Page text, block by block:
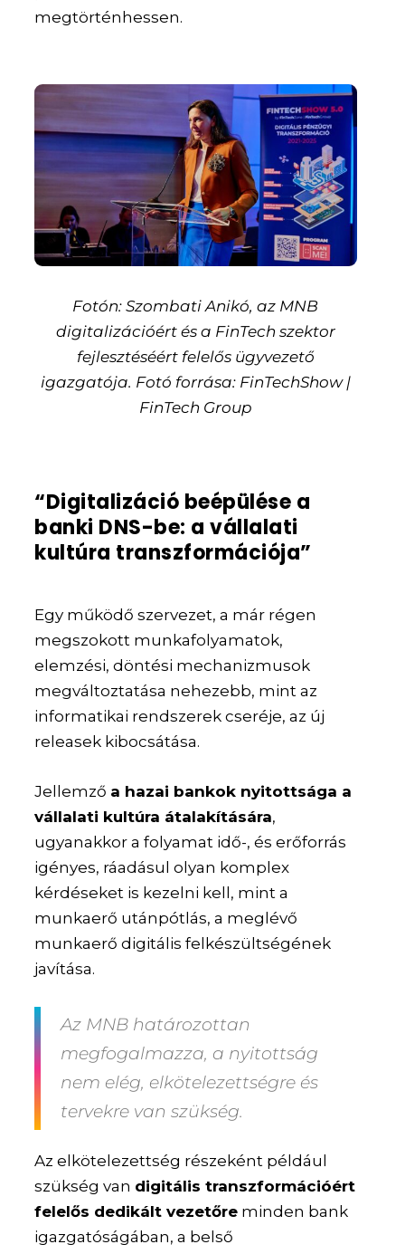
megtörténhessen.
Fotón: Szombati Anikó, az MNB
digitalizációért és a FinTech szektor
fejlesztéséért felelős ügyvezető
igazgatója. Fotó forrása: FinTechShow |
FinTech Group
“Digitalizáció beépülése a
banki DNS-be: a vállalati
kultúra transzformációja”
Egy működő szervezet, a már régen
megszokott munkafolyamatok,
elemzési, döntési mechanizmusok
megváltoztatása nehezebb, mint az
informatikai rendszerek cseréje, az új
releasek kibocsátása.
Jellemző a hazai bankok nyitottsága a
vállalati kultúra átalakítására,
ugyanakkor a folyamat idő-, és erőforrás
igényes, ráadásul olyan komplex
kérdéseket is kezelni kell, mint a
munkaerő utánpótlás, a meglévő
munkaerő digitális felkészültségének
javítása.
Az MNB határozottan
megfogalmazza, a nyitottság
nem elég, elkötelezettségre és
tervekre van szükség.
Az elkötelezettség részeként például
szükség van digitális transzformációért
felelős dedikált vezetőre minden bank
igazgatóságában, a belső